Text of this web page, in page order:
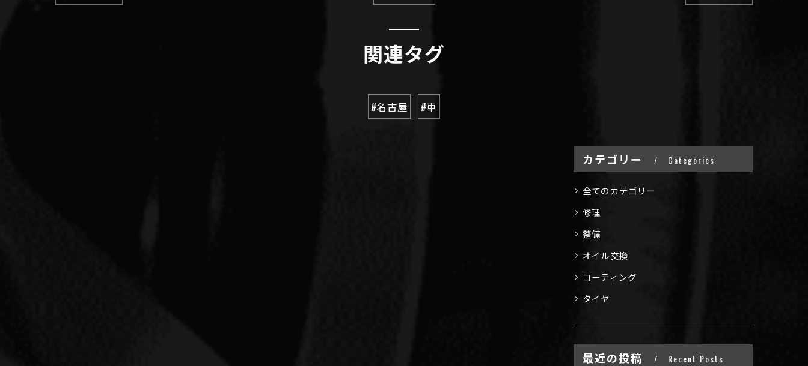
関連タグ
#名古屋 #車
カテゴリー Categories
全てのカテゴリー
修理
整備
オイル交換
コーティング
タイヤ
最近の投稿 Recent Posts